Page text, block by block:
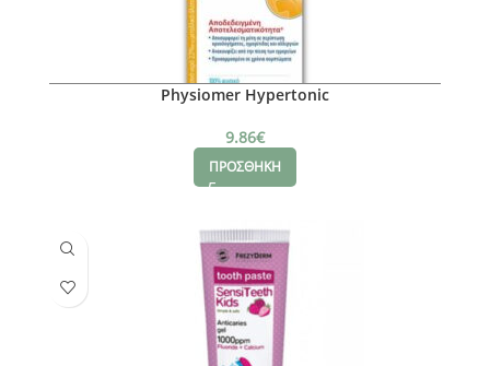
Physiomer Hypertonic
9.86€
ΠΡΟΣΘΗΚΗ